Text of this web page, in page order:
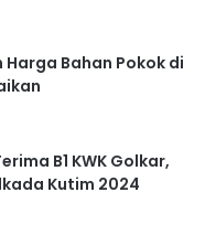
Bahan Pokok di
B1 KWK Golkar,
Kutim 2024